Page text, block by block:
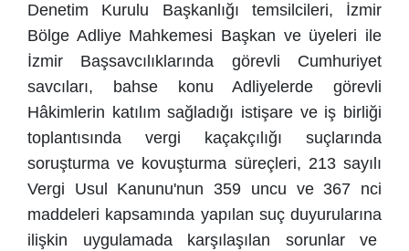
Denetim Kurulu Başkanlığı temsilcileri, İzmir
Bölge Adliye Mahkemesi Başkan ve üyeleri ile
İzmir Başsavcılıklarında görevli Cumhuriyet
savcıları, bahse konu Adliyelerde görevli
Hâkimlerin katılım sağladığı istişare ve iş birliği
toplantısında vergi kaçakçılığı suçlarında
soruşturma ve kovuşturma süreçleri, 213 sayılı
Vergi Usul Kanunu'nun 359 uncu ve 367 nci
maddeleri kapsamında yapılan suç duyurularına
ilişkin uygulamada karşılaşılan sorunlar ve